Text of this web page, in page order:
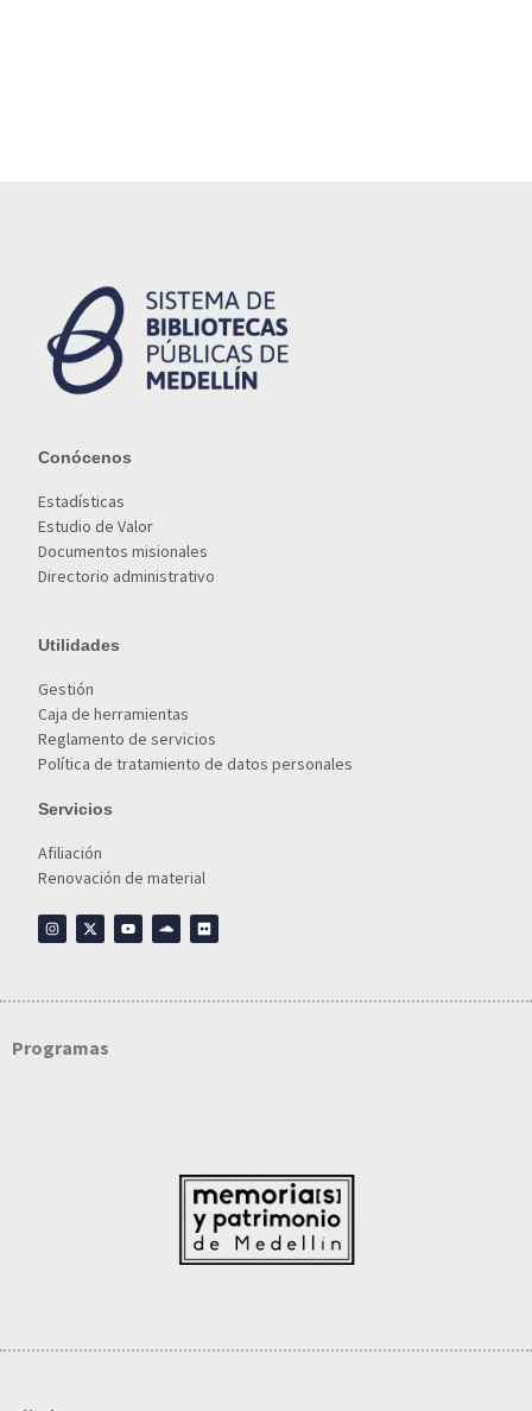
Conócenos
Estadísticas
Estudio de Valor
Documentos misionales
Directorio administrativo
Utilidades
Gestión
Caja de herramientas
Reglamento de servicios
Política de tratamiento de datos personales
Servicios
Afiliación
Renovación de material
Programas